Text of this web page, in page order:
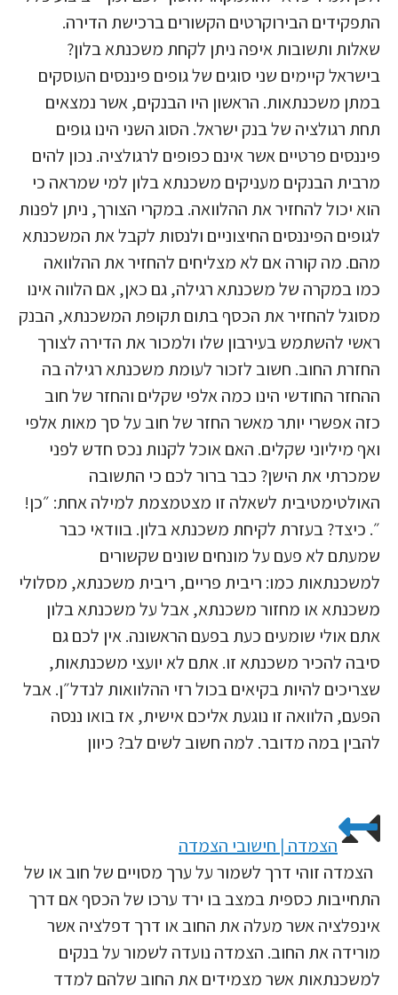
התפקידים הבירוקרטים הקשורים ברכישת הדירה.
שאלות ותשובות איפה ניתן לקחת משכנתא בלון?
בישראל קיימים שני סוגים של גופים פיננסים העוסקים
במתן משכנתאות. הראשון היו הבנקים, אשר נמצאים
תחת רגולציה של בנק ישראל. הסוג השני הינו גופים
פיננסים פרטיים אשר אינם כפופים לרגולציה. נכון להים
מרבית הבנקים מעניקים משכנתא בלון למי שמראה כי
הוא יכול להחזיר את ההלוואה. במקרי הצורך, ניתן לפנות
לגופים הפיננסים החיצוניים ולנסות לקבל את המשכנתא
מהם. מה קורה אם לא מצליחים להחזיר את ההלוואה
כמו במקרה של משכנתא רגילה, גם כאן, אם הלווה אינו
מסוגל להחזיר את הכסף בתום תקופת המשכנתא, הבנק
ראשי להשתמש בעירבון שלו ולמכור את הדירה לצורך
החזרת החוב. חשוב לזכור לעומת משכנתא רגילה בה
ההחזר החודשי הינו כמה אלפי שקלים והחזר של חוב
כזה אפשרי יותר מאשר החזר של חוב על סך מאות אלפי
ואף מיליוני שקלים. האם אוכל לקנות נכס חדש לפני
שמכרתי את הישן? כבר ברור לכם כי התשובה
האולטימטיבית לשאלה זו מצטמצמת למילה אחת: ״כן!
״. כיצד? בעזרת לקיחת משכנתא בלון. בוודאי כבר
שמעתם לא פעם על מונחים שונים שקשורים
למשכנתאות כמו: ריבית פריים, ריבית משכנתא, מסלולי
משכנתא או מחזור משכנתא, אבל על משכנתא בלון
אתם אולי שומעים כעת בפעם הראשונה. אין לכם גם
סיבה להכיר משכנתא זו. אתם לא יועצי משכנתאות,
שצריכים להיות בקיאים בכול רזי ההלוואות לנדל״ן. אבל
הפעם, הלוואה זו נוגעת אליכם אישית, אז בואו ננסה
להבין במה מדובר. למה חשוב לשים לב? כיוון
הצמדה | חישובי הצמדה
הצמדה זוהי דרך לשמור על ערך מסויים של חוב או של
התחייבות כספית במצב בו ירד ערכו של הכסף אם דרך
אינפלציה אשר מעלה את החוב או דרך דפלציה אשר
מורידה את החוב. הצמדה נועדה לשמור על בנקים
למשכנתאות אשר מצמידים את החוב שלהם למדד